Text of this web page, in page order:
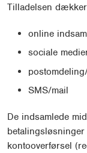
Tilladelsen
online
sociale
SMS/mail
De indsamlede
kontooverførsel